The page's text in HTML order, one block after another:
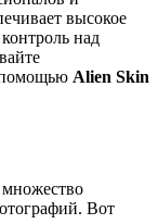
высокое
над
помощью Alien Skin
Вот